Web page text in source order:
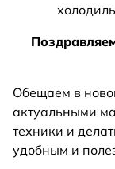
Обещаем в
актуальными
техники и
удобным и